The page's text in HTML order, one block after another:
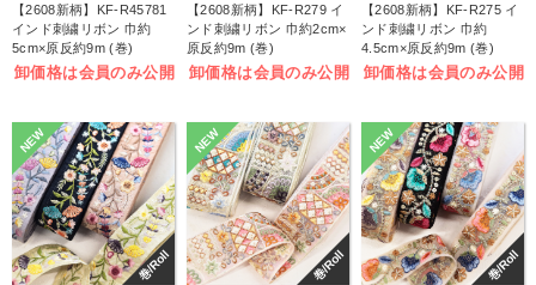
【2608新柄】KF-R45781
インド刺繍リボン 巾約
5cm×原反約9m (巻)
卸価格は会員のみ公開
【2608新柄】KF-R279 イ
ンド刺繍リボン 巾約2cm×
原反約9m (巻)
卸価格は会員のみ公開
【2608新柄】KF-R275 イ
ンド刺繍リボン 巾約
4.5cm×原反約9m (巻)
卸価格は会員のみ公開
NEW
巻/Roll
NEW
巻/Roll
NEW
巻/Roll